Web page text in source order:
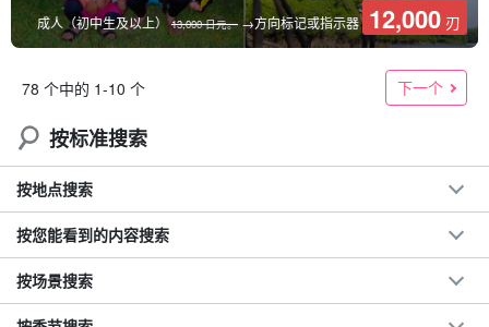
成人（初中生及以上）13,000 日元。→方向标记或指示器 12,000 刃
78 个中的 1-10 个 下一个
按标准搜索
按地点搜索
按您能看到的内容搜索
按场景搜索